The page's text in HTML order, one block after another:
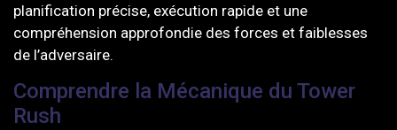
planification précise, exécution rapide et une
compréhension approfondie des forces et faiblesses
de l’adversaire.
Comprendre la Mécanique du Tower
Rush